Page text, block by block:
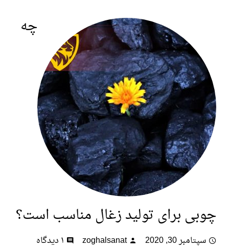
برای تولید زغال مناسب است؟
30, 2020
zoghalsanat
۱ دیدگاه